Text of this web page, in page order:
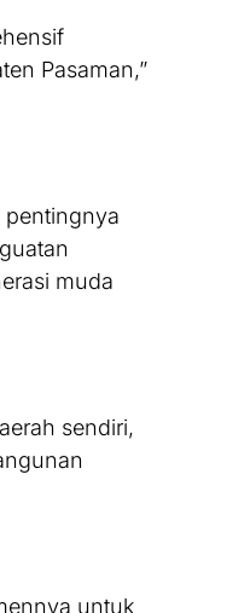
Pasaman,”
pentingnya
muda
sendiri,
untuk